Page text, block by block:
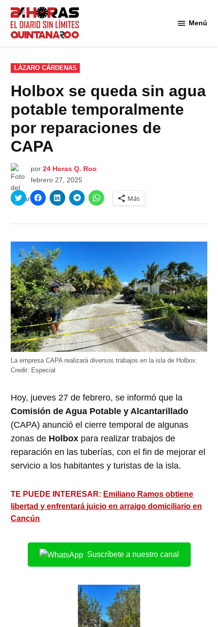
Saltar
contenido
Menú
PUBLICADO
EN
LÁZARO CÁRDENAS
Holbox se queda sin agua
potable temporalmente
por reparaciones de
CAPA
por 24 Horas Q. Roo
febrero 27, 2025
Haz
clic
en
abre
en
una
ventana
nueva)
Haz
clic
en
abre
en
una
ventana
nueva)
Haz
clic
en
abre
una
nueva)
Haz
clic
en
abre
Haz
clic
para
en
abre
nueva)
Más
La empresa CAPA realizará diversos trabajos en la isla de Holbox.
Credit: Especial
Hoy, jueves 27 de febrero, se informó que la
Comisión de Agua Potable y Alcantarillado
(CAPA) anunció el cierre temporal de algunas
zonas de Holbox para realizar trabajos de
reparación en las tuberías, con el fin de mejorar el
servicio a los habitantes y turistas de la isla.
TE PUEDE INTERESAR: Emiliano Ramos obtiene
libertad y enfrentará juicio en arraigo domiciliario en
Cancún
Suscríbete a nuestro canal